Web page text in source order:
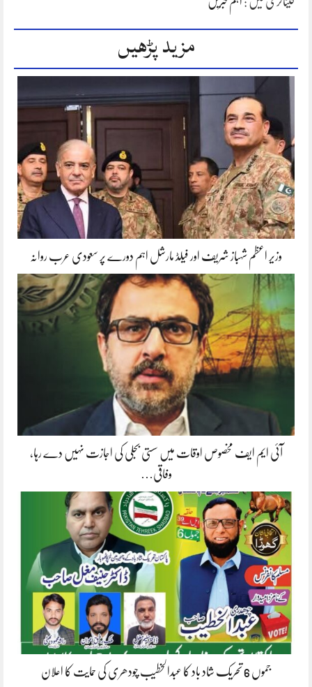
مزید پڑھیں
وزیر اعظم شہباز شریف اور فیلڈ مارشل اہم دورے پر سعودی عرب روانہ
آئی ایم ایف مخصوص اوقات میں سستی بجلی کی اجازت نہیں دے رہا،
وفاقی…
جموں 6 تحریک شاد باد کا عبدالخطیب چودھری کی حمایت کا اعلان